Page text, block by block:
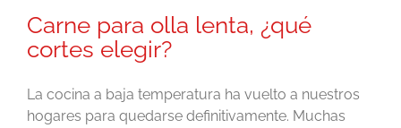
Carne para olla lenta, ¿qué
cortes elegir?
La cocina a baja temperatura ha vuelto a nuestros
hogares para quedarse definitivamente. Muchas